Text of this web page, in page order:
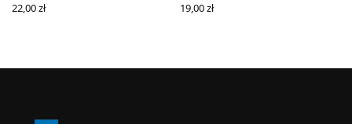
22,00zł
19,00zł